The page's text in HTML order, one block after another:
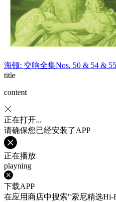
海顿: 交响全集Nos. 50 & 54 &
title
content
正在打开...
请确保您已经安装了APP
正在播放
playning
下载APP
在应用商店中搜索"索尼精选Hi-